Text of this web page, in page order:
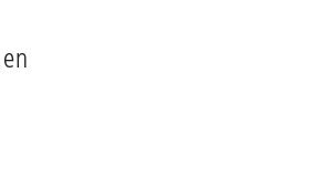
weiterempfehlen
Facebook weiterempfehlen